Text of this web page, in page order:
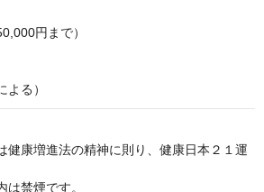
円まで）
よる）
健康増進法の精神に則り、健康日本２１運
禁煙です。